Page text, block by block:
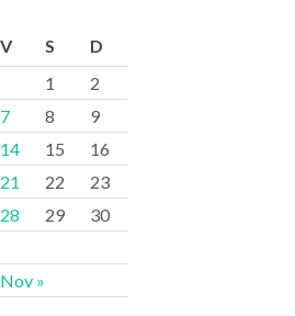
V S D
Nov »
1
2
7 8
9
14 15
16
21 22
23
28 29
30